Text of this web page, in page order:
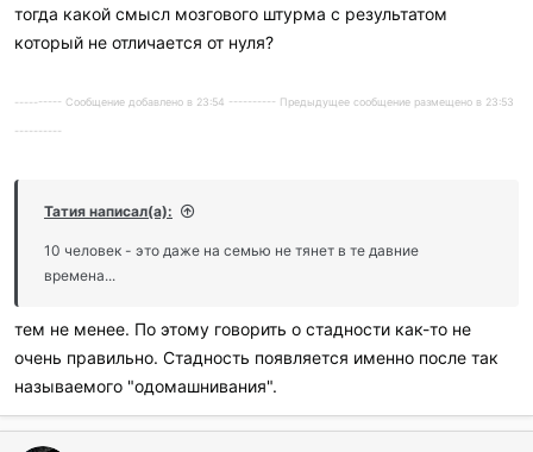
тогда какой смысл мозгового штурма с результатом
который не отличается от нуля?
---------- Сообщение добавлено в 23:54 ---------- Предыдущее сообщение размещено в 23:53
----------
Татия написал(а):
10 человек - это даже на семью не тянет в те давние
времена...
тем не менее. По этому говорить о стадности как-то не
очень правильно. Стадность появляется именно после так
называемого "одомашнивания".